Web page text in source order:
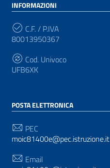
INFORMAZIONI
C.F. / P.IVA
80013950367
Cod. Univoco
UFB6XK
POSTA ELETTRONICA
PEC
moic81400e@pec.istruzione.it
Email